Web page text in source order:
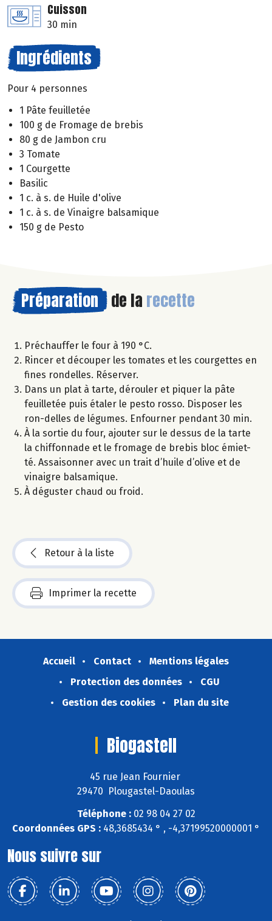
Cuisson
30 min
Ingrédients
Pour 4 personnes
1 Pâte feuilletée
100 g de Fromage de brebis
80 g de Jambon cru
3 Tomate
1 Courgette
Basilic
1 c. à s. de Huile d'olive
1 c. à s. de Vinaigre balsamique
150 g de Pesto
Préparation de la recette
Préchauffer le four à 190 °C.
Rincer et découper les tomates et les courgettes en
fines rondelles. Réserver.
Dans un plat à tarte, dérouler et piquer la pâte
feuilletée puis étaler le pesto rosso. Disposer les
ron-delles de légumes. Enfourner pendant 30 min.
À la sortie du four, ajouter sur le dessus de la tarte
la chiffonnade et le fromage de brebis bloc émiet-
té. Assaisonner avec un trait d’huile d’olive et de
vinaigre balsamique.
À déguster chaud ou froid.
Retour à la liste
Imprimer la recette
Accueil Contact
Mentions légales
Protection des données
CGU
Gestion des cookies
Plan du site
Biogastell
45 rue Jean Fournier
29470 Plougastel-Daoulas
Téléphone :02 98 04 27 02
Coordonnées GPS : 48,3685434 ° , -4,37199520000001 °
Nous suivre sur